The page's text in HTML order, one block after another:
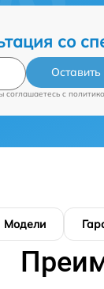
со
соглашаетесь c
Модели